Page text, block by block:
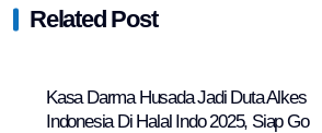
Related Post
Kasa Darma Husada Jadi Duta Alkes
Indonesia Di Halal Indo 2025, Siap Go